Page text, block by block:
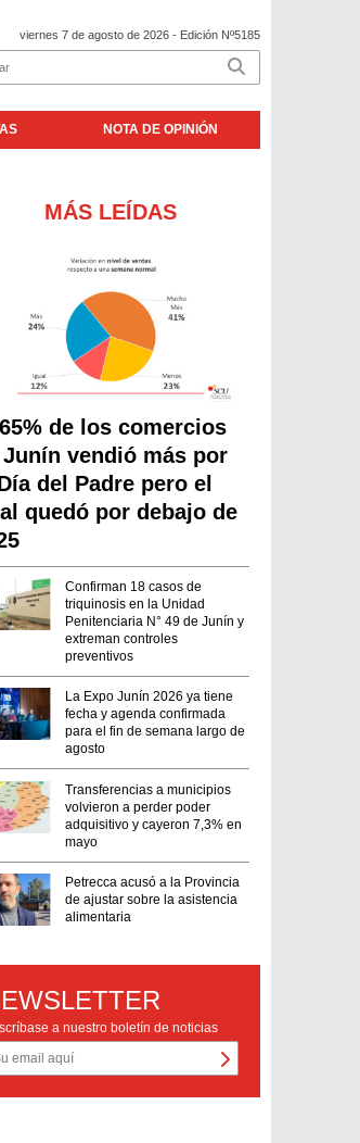
viernes 7 de agosto de 2026 - Edición Nº5185
NOTA DE OPINIÓN
MÁS LEÍDAS
de los comercios
Junín vendió más por
del Padre pero el
quedó por debajo de
Confirman 18 casos de
triquinosis en la Unidad
Penitenciaria N° 49 de Junín y
extreman controles
preventivos
La Expo Junín 2026 ya tiene
fecha y agenda confirmada
para el fin de semana largo de
agosto
Transferencias a municipios
volvieron a perder poder
adquisitivo y cayeron 7,3% en
mayo
Petrecca acusó a la Provincia
de ajustar sobre la asistencia
alimentaria
a nuestro boletín de noticias